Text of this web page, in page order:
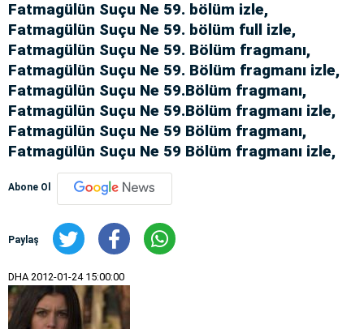
Fatmagülün Suçu Ne 59. bölüm izle,
Fatmagülün Suçu Ne 59. bölüm full izle,
Fatmagülün Suçu Ne 59. Bölüm fragmanı,
Fatmagülün Suçu Ne 59. Bölüm fragmanı izle,
Fatmagülün Suçu Ne 59.Bölüm fragmanı,
Fatmagülün Suçu Ne 59.Bölüm fragmanı izle,
Fatmagülün Suçu Ne 59 Bölüm fragmanı,
Fatmagülün Suçu Ne 59 Bölüm fragmanı izle,
Abone Ol
Paylaş
DHA 2012-01-24 15:00:00